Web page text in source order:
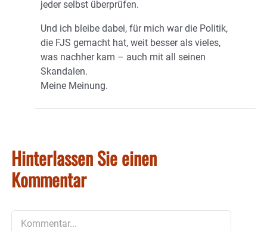
jeder selbst überprüfen.
Und ich bleibe dabei, für mich war die Politik,
die FJS gemacht hat, weit besser als vieles,
was nachher kam – auch mit all seinen
Skandalen.
Meine Meinung.
Hinterlassen Sie einen
Kommentar